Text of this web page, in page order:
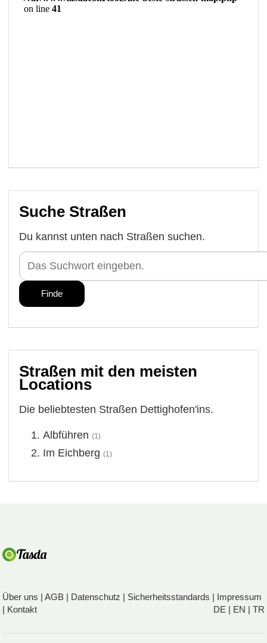
Suche Straßen
Du kannst unten nach Straßen suchen.
Straßen mit den meisten
Locations
Die beliebtesten Straßen Dettighofen'ins.
Albführen (1)
Im Eichberg (1)
Über uns |AGB Datenschutz Sicherheitsstandards
Impressum
Kontakt DE| EN TR